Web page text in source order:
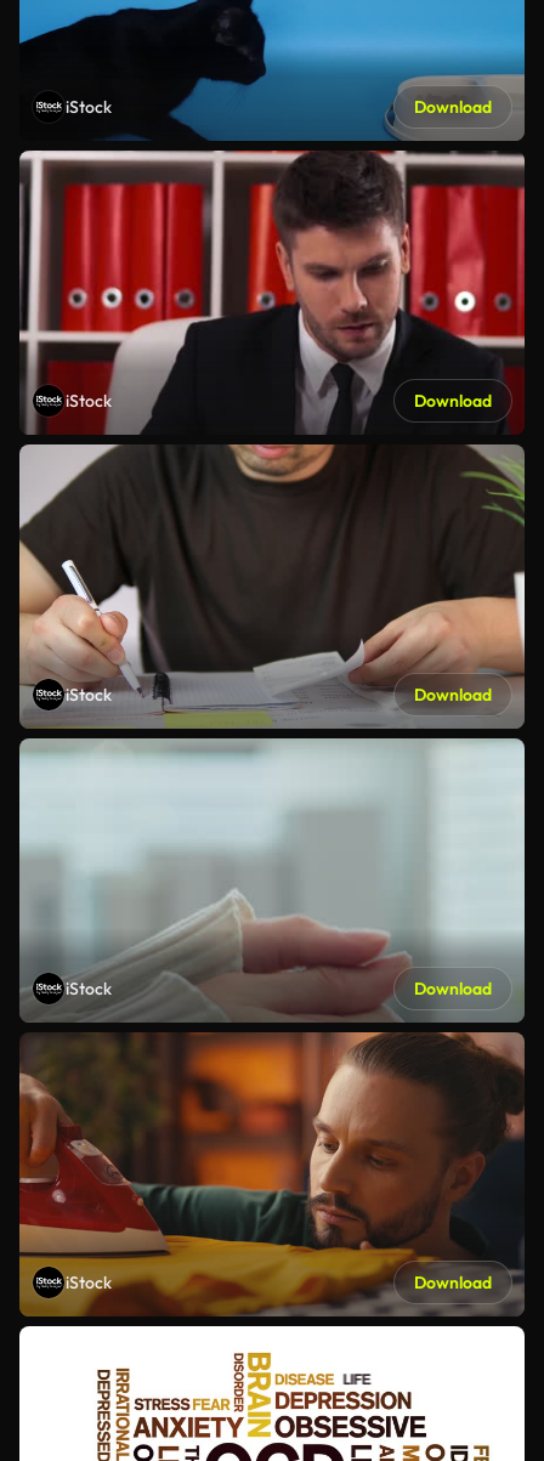
iStock Download
iStock Download
iStock Download
iStock Download
iStock Download